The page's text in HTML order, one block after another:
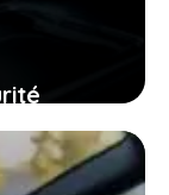
changer